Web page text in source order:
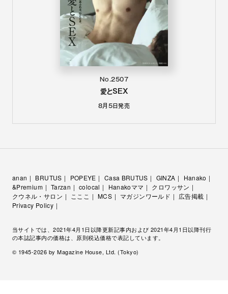
No.2507
愛とSEX
8月5日発売
anan BRUTUS POPEYE Casa BRUTUS GINZA
Hanako
&Premium
Tarzan colocal Hanakoママ
クロワッサン
クウネル・サロン
こここ MCS マガジンワールド
広告掲載
Privacy Policy
当サイトでは、2021年4月1日以降更新記事内および 2021年4月1日以降刊行
の本誌記事内の価格は、原則税込価格で表記しています。
© 1945-2026 by Magazine House, Ltd. (Tokyo)